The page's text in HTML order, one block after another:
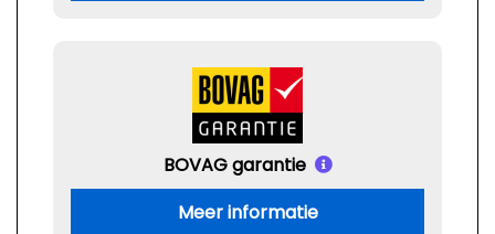
BOVAG garantie
Meer informatie